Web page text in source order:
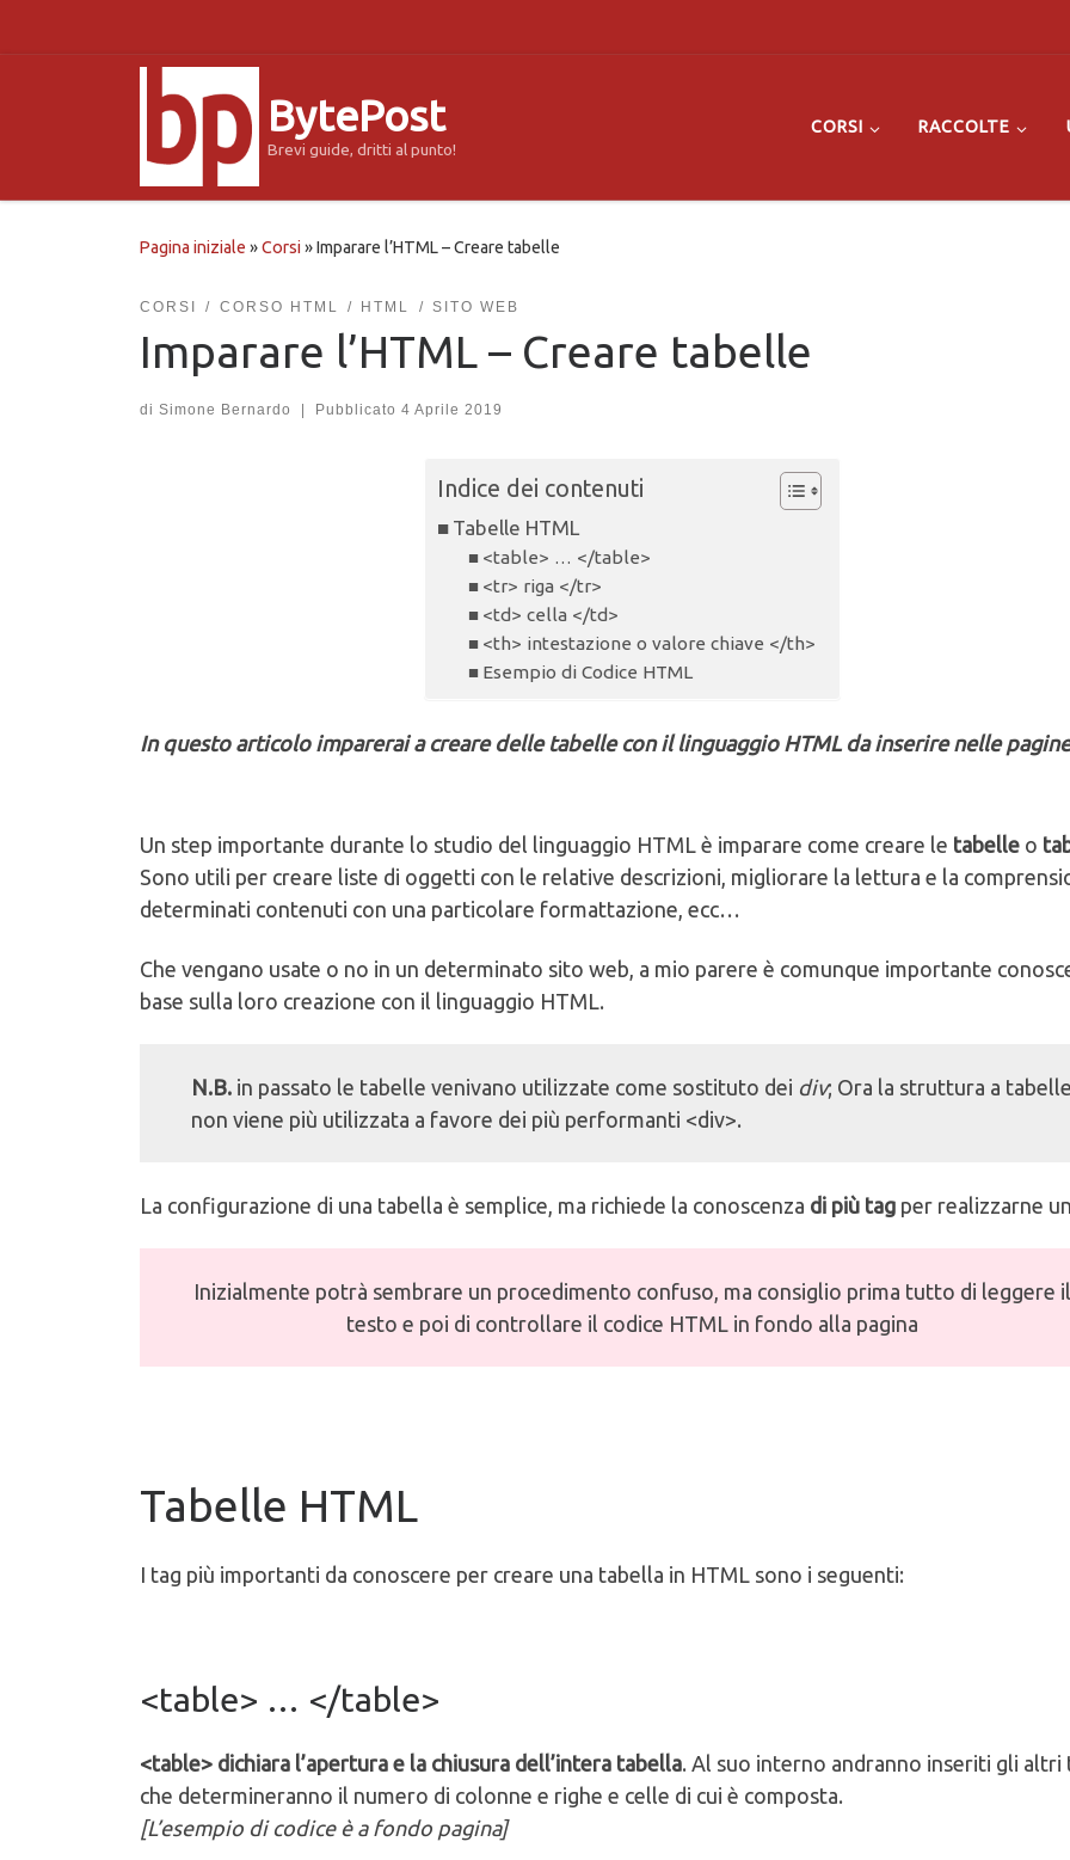
BytePost
Brevi guide, dritti al punto!
CORSI RACCOLTE
Pagina iniziale »Corsi »Imparare l’HTML – Creare tabelle
CORSI CORSO HTML HTML SITO WEB
Imparare l’HTML – Creare tabelle
di Simone Bernardo Pubblicato 4 Aprile 2019
Indice dei contenuti
Tabelle HTML
<table> … </table>
<tr> riga </tr>
<td> cella </td>
<th> intestazione o valore chiave </th>
Esempio di Codice HTML
In questo articolo imparerai a creare delle tabelle con il linguaggio HTML da inserire nelle
Un step importante durante lo studio del linguaggio HTML è imparare come creare le tabelle o
Sono utili per creare liste di oggetti con le relative descrizioni, migliorare la lettura e la
determinati contenuti con una particolare formattazione, ecc…
Che vengano usate o no in un determinato sito web, a mio parere è comunque importante
base sulla loro creazione con il linguaggio HTML.
N.B.in passato le tabelle venivano utilizzate come sostituto dei div; Ora la struttura a
non viene più utilizzata a favore dei più performanti <div>.
La configurazione di una tabella è semplice, ma richiede la conoscenza di più tag per realizzarne
Inizialmente potrà sembrare un procedimento confuso, ma consiglio prima tutto di leggere il
testo e poi di controllare il codice HTML in fondo alla pagina
Tabelle HTML
I tag più importanti da conoscere per creare una tabella in HTML sono i seguenti:
<table> … </table>
<table> dichiara l’apertura e la chiusura dell’intera tabella. Al suo interno andranno inseriti gli altri
che determineranno il numero di colonne e righe e celle di cui è composta.
[L’esempio di codice è a fondo pagina]